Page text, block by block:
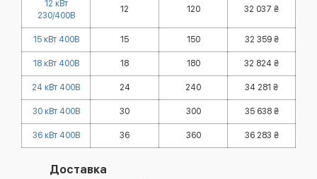
12 кВт
230/400В
12 120 32 037 ₴
15 кВт 400В 15 150 32 359 ₴
18 кВт 400В 18 180 32 824 ₴
24 кВт 400В 24 240 34 281 ₴
30 кВт 400В 30 300 35 638 ₴
36 кВт 400В 36 360 36 283 ₴
Доставка